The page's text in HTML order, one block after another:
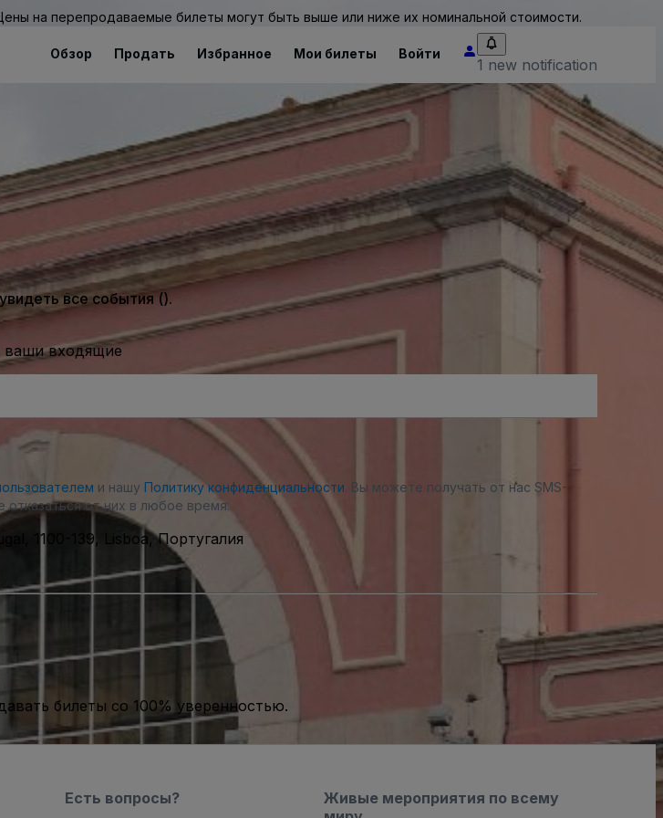
на перепродаваемые билеты могут быть выше или ниже их номинальной стоимости.
Обзор Продать Избранное Мои билеты Войти
1 new notification
все события ().
ваши входящие
и нашу Политику конфиденциальности. Вы можете получать от нас SMS-
от них в любое время.
1100-139, Lisboa, Португалия
билеты со 100% уверенностью.
Живые мероприятия по всему
Есть вопросы?